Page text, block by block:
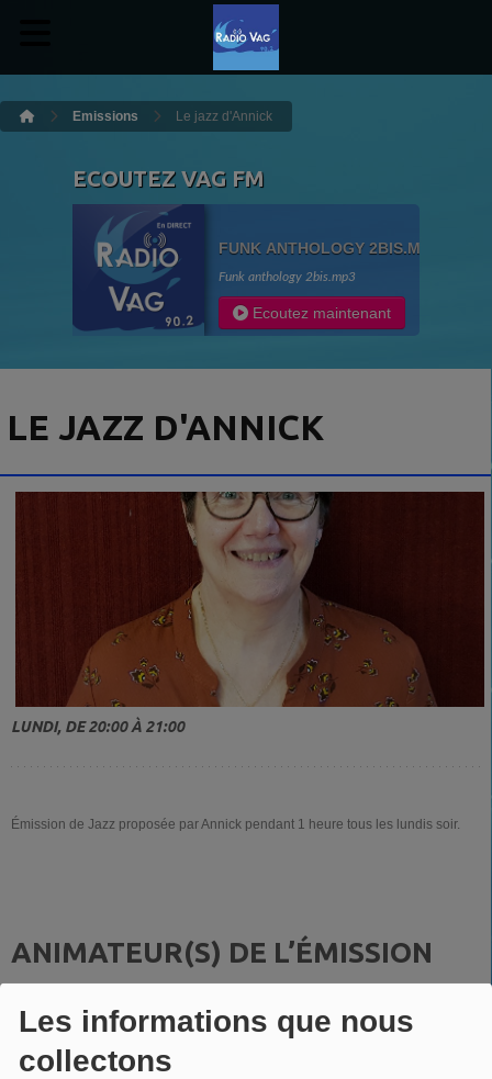
Les informations que nous
collectons
Emissions Le jazz d'Annick
ECOUTEZ VAG FM
FUNK ANTHOLOGY 2BIS.MP3
Funk anthology 2bis.mp3
Ecoutez maintenant
LE JAZZ D'ANNICK
LUNDI, DE 20:00 À 21:00
Émission de Jazz proposée par Annick pendant 1 heure tous les lundis soir.
ANIMATEUR(S) DE L’ÉMISSION
CLÉMENT
Animatrice